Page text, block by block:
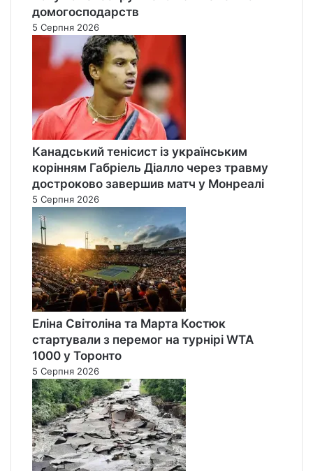
домогосподарств
5 Серпня 2026
Канадський тенісист із українським
корінням Габріель Діалло через травму
достроково завершив матч у Монреалі
5 Серпня 2026
Еліна Світоліна та Марта Костюк
стартували з перемог на турнірі WTA
1000 у Торонто
5 Серпня 2026